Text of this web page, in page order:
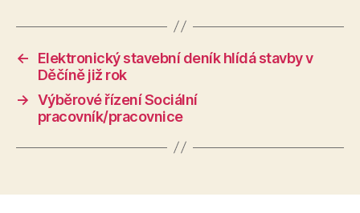
←
Elektronický stavební deník hlídá stavby v
Děčíně již rok
→ Výběrové řízení Sociální
pracovník/pracovnice